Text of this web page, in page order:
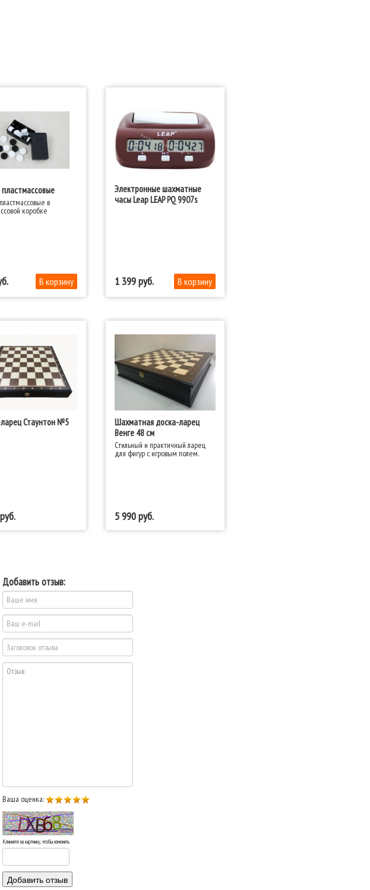
в
коробке
Электронные шахматные
часы Leap LEAP PQ 9907s
1 399
Стаунтон №5
Шахматная доска-ларец
Венге 48 см
Стильный и практичный ларец
для фигур с игровым полем.
5 990
Добавить отзыв:
Ваша оценка:
Кликните на картинку, чтобы изменить
Добавить отзыв